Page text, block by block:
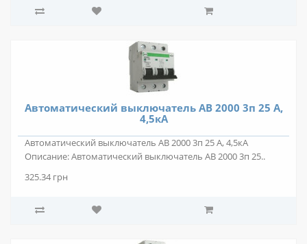
Автоматический выключатель АВ 2000 3п 25 А,
4,5кА
Автоматический выключатель АВ 2000 3п 25 А, 4,5кА
Описание: Автоматический выключатель АВ 2000 3п 25..
325.34 грн